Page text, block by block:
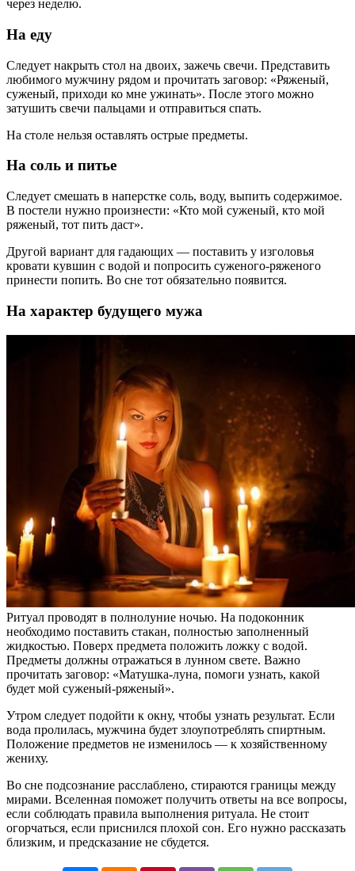
через неделю.
На еду
Следует накрыть стол на двоих, зажечь свечи. Представить
любимого мужчину рядом и прочитать заговор: «Ряженый,
суженый, приходи ко мне ужинать». После этого можно
затушить свечи пальцами и отправиться спать.
На столе нельзя оставлять острые предметы.
На соль и питье
Следует смешать в наперстке соль, воду, выпить содержимое.
В постели нужно произнести: «Кто мой суженый, кто мой
ряженый, тот пить даст».
Другой вариант для гадающих — поставить у изголовья
кровати кувшин с водой и попросить суженого-ряженого
принести попить. Во сне тот обязательно появится.
На характер будущего мужа
Ритуал проводят в полнолуние ночью. На подоконник
необходимо поставить стакан, полностью заполненный
жидкостью. Поверх предмета положить ложку с водой.
Предметы должны отражаться в лунном свете. Важно
прочитать заговор: «Матушка-луна, помоги узнать, какой
будет мой суженый-ряженый».
Утром следует подойти к окну, чтобы узнать результат. Если
вода пролилась, мужчина будет злоупотреблять спиртным.
Положение предметов не изменилось — к хозяйственному
жениху.
Во сне подсознание расслаблено, стираются границы между
мирами. Вселенная поможет получить ответы на все вопросы,
если соблюдать правила выполнения ритуала. Не стоит
огорчаться, если приснился плохой сон. Его нужно рассказать
близким, и предсказание не сбудется.